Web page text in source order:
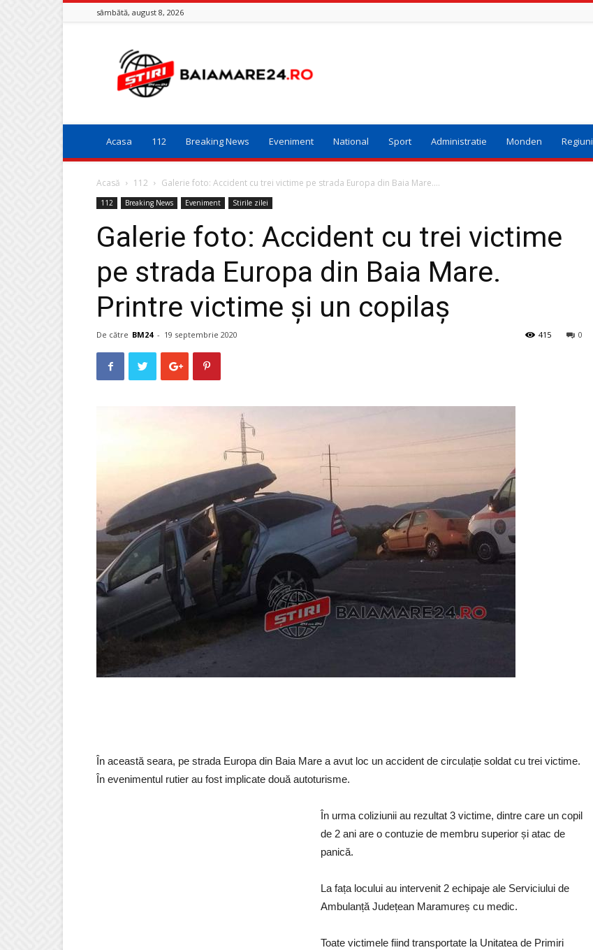
sâmbătă, august 8, 2026
Baia
Mare
24
Acasa 112 Breaking News Eveniment National Sport Administratie Monden Regiuni
Acasă 112 Galerie foto: Accident cu trei victime pe strada Europa din Baia Mare....
112 Breaking News Eveniment Stirile zilei
Galerie foto: Accident cu trei victime
pe strada Europa din Baia Mare.
Printre victime și un copilaș
De către BM24 - 19 septembrie 2020 0
415
În această seara, pe strada Europa din Baia Mare a avut loc un accident de circulație soldat cu trei victime.
În evenimentul rutier au fost implicate două autoturisme.
În urma coliziunii au rezultat 3 victime, dintre care un copil
de 2 ani are o contuzie de membru superior și atac de
panică.
La fața locului au intervenit 2 echipaje ale Serviciului de
Ambulanță Județean Maramureș cu medic.
Toate victimele fiind transportate la Unitatea de Primiri